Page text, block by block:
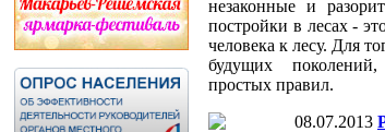
незаконные и
постройки в лесах -
человека к лесу. Для
будущих
простых правил.
08.07.2013